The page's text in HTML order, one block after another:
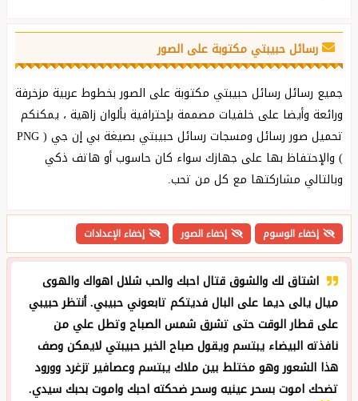
رسائل حبيبتي مكتوبة على الصور
جميع رسائل رسائل حبيبتي مكتوبة على الصور بخطوط عربية مزخرفة
ورائعة وأيضا على خلفيات مصممة بإحترافية بألوان زاهية ، يمكنكم
تحميل صور رسائل ومسجات رسائل حبيبتي بصيغة بي إن جي ( PNG
) والإحتفاظ بها على جهازك سواء كان حاسوب أو هاتف ذكي
وبالتالي مشاركتها مع كل من تحب.
إخفاء الوسوم إخفاء الصور إخفاء الإعدادات
اشتاق لك والشوق قتال احبك والحب شلال اهواك والهوى
ميال يالى ديما على البال فديتكم تابعوني حبيبي. أنتظر حبيبي
على قطار الوقت حتى تشرق شمس الصباح وتطل علي من
نافذته البيضاء يبتسم ويقول صباح الخير حبيبتي ﻻيمكن وصف
هذا الشعور وهو مختلط بين ملاك يبتسم وعصافير تزغرد وورود
تضحك اموت بسحر عينيه وسحر ضحكته احبك واموت بحبك سيدي.